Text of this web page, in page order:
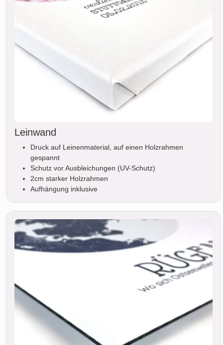
Leinwand
Druck auf Leinenmaterial, auf einen Holzrahmen
gespannt
Schutz vor Ausbleichungen (UV-Schutz)
2cm starker Holzrahmen
Aufhängung inklusive